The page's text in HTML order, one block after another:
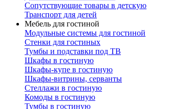
Сопутствующие товары в детскую
Транспорт для детей
Мебель для гостиной
Модульные системы для гостиной
Стенки для гостиных
Тумбы и подставки под ТВ
Шкафы в гостиную
Шкафы-купе в гостиную
Шкафы-витрины, серванты
Стеллажи в гостиную
Комоды в гостиную
Тумбы в гостиную